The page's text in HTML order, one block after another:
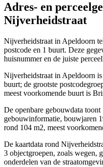
Adres- en
Nijverheidstraat
Nijverheidstraat in Apeldoorn
postcode en 1 buurt. Deze
huisnummer en de juiste
Nijverheidstraat in Apeldoorn
buurt; de grootste
meest voorkomende buurt is
De openbare gebouwdata toont
gebouwinformatie, bouwjaren
rond 104 m2, meest
De kaartdata rond
3 objectgroepen, zoals wegen,
onderdelen van de